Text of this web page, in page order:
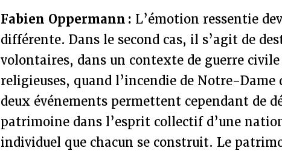
Fabien Oppermann : L’émotion ressentie
différente. Dans le second cas, il s’agit de
volontaires, dans un contexte de guerre
religieuses, quand l’incendie de Notre-Dame
deux événements permettent cependant de
patrimoine dans l’esprit collectif d’une
individuel que chacun se construit. Le